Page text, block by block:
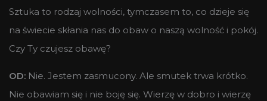
Sztuka to rodzaj wolności, tymczasem to, co dzieje się
na świecie skłania nas do obaw o naszą wolność i pokój.
Czy Ty czujesz obawę?
OD: Nie. Jestem zasmucony. Ale smutek trwa krótko.
Nie obawiam się i nie boję się. Wierzę w dobro i wierzę